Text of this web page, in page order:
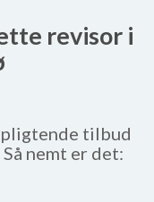
revisor i
tilbud
Så nemt er det: